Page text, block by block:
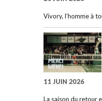
Vivory, l’homme à
11 JUIN 2026
La saison du retour